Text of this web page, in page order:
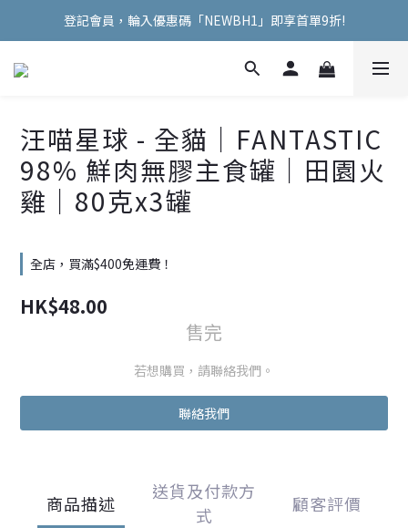
Welcome Hooman !
登記會員，輪入優惠碼「NEWBH1」即享首單9折!
Welcome Hooman !
汪喵星球 - 全貓｜FANTASTIC
98% 鮮肉無膠主食罐｜田園火
雞｜80克x3罐
全店，買滿$400免運費！
HK$48.00
售完
若想購買，請聯絡我們。
聯絡我們
商品描述
送貨及付款方
式
顧客評價